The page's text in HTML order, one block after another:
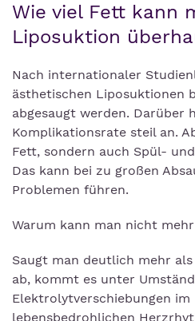
Wie viel Fett kann
Liposuktion
Nach internationaler
ästhetischen Liposuktionen
abgesaugt werden. Darüber
Komplikationsrate steil an.
Fett, sondern auch Spül-
Das kann bei zu großen
Problemen führen.
Warum kann man nicht mehr
Saugt man deutlich mehr als
ab, kommt es unter
Elektrolytverschiebungen im
lebensbedrohlichen